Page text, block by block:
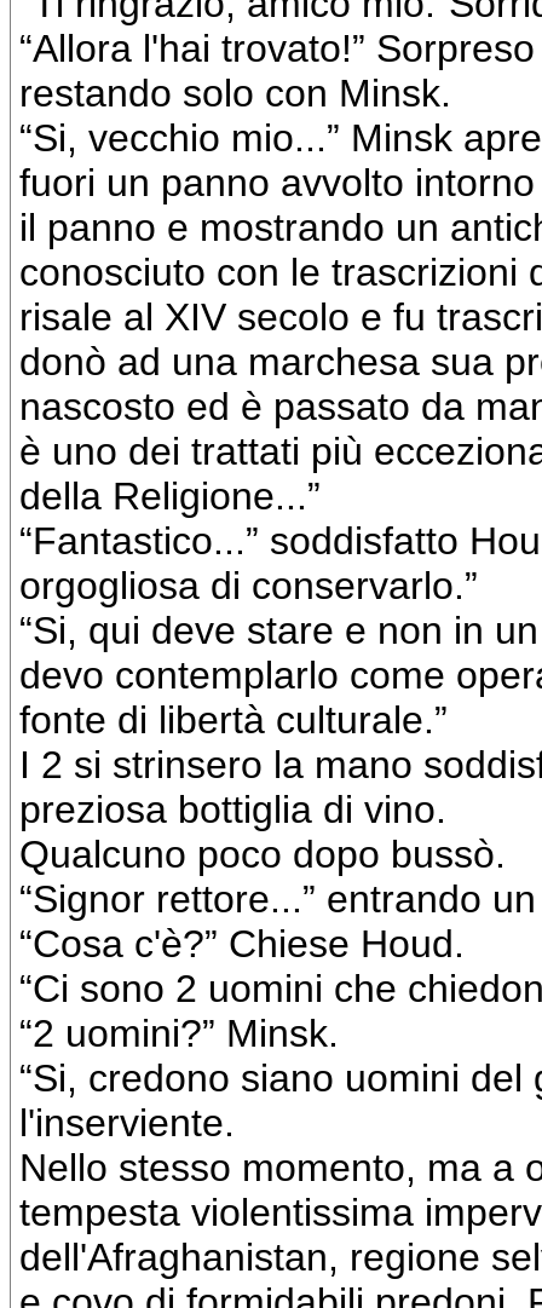
“Allora l'hai trovato!”
restando solo con Minsk.
“Si, vecchio mio...” Minsk
fuori un panno avvolto
il panno e mostrando un
conosciuto con le trascrizioni
risale al XIV secolo e fu
donò ad una marchesa sua
nascosto ed è passato da
è uno dei trattati più
della Religione...”
“Fantastico...” soddisfatto
orgogliosa di conservarlo.”
“Si, qui deve stare e non in
devo contemplarlo come
fonte di libertà culturale.”
I 2 si strinsero la mano
preziosa bottiglia di vino.
Qualcuno poco dopo bussò.
“Signor rettore...” entrando
“Cosa c'è?” Chiese Houd.
“Ci sono 2 uomini che
“2 uomini?” Minsk.
“Si, credono siano uomini
l'inserviente.
Nello stesso momento, ma a
tempesta violentissima
dell'Afraghanistan, regione